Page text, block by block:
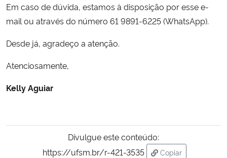
Ministério da Mulher, da Família e dos Direitos Humanos
Gabinete de Segurança Institucional
Banco Central do Brasil
Em caso de dúvida, estamos à disposição por esse e-
mail ou através do número 61 9891-6225 (WhatsApp).
Desde já, agradeço a atenção.
Atenciosamente,
Kelly Aguiar
Divulgue este conteúdo:
https://ufsm.br/r-421-3535
Copiar